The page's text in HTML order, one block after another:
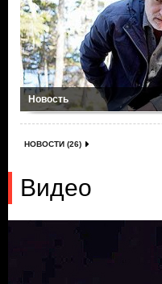
Новость
НОВОСТИ (26)
Видео